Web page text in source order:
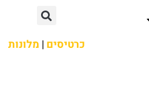
כרטיסים | מלונות